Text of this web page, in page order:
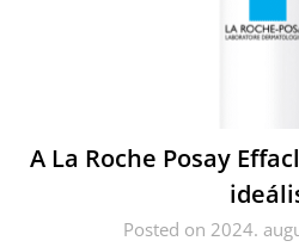
A La Roche Posay
Posted on 2024.